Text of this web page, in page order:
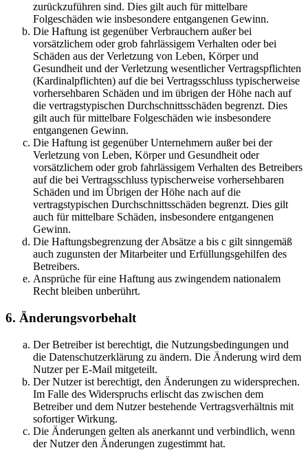
zurückzuführen sind. Dies gilt auch für mittelbare
Folgeschäden wie insbesondere entgangenen Gewinn.
Die Haftung ist gegenüber Verbrauchern außer bei
vorsätzlichem oder grob fahrlässigem Verhalten oder bei
Schäden aus der Verletzung von Leben, Körper und
Gesundheit und der Verletzung wesentlicher Vertragspflichten
(Kardinalpflichten) auf die bei Vertragsschluss typischerweise
vorhersehbaren Schäden und im übrigen der Höhe nach auf
die vertragstypischen Durchschnittsschäden begrenzt. Dies
gilt auch für mittelbare Folgeschäden wie insbesondere
entgangenen Gewinn.
Die Haftung ist gegenüber Unternehmern außer bei der
Verletzung von Leben, Körper und Gesundheit oder
vorsätzlichem oder grob fahrlässigem Verhalten des Betreibers
auf die bei Vertragsschluss typischerweise vorhersehbaren
Schäden und im Übrigen der Höhe nach auf die
vertragstypischen Durchschnittsschäden begrenzt. Dies gilt
auch für mittelbare Schäden, insbesondere entgangenen
Gewinn.
Die Haftungsbegrenzung der Absätze a bis c gilt sinngemäß
auch zugunsten der Mitarbeiter und Erfüllungsgehilfen des
Betreibers.
Ansprüche für eine Haftung aus zwingendem nationalem
Recht bleiben unberührt.
6. Änderungsvorbehalt
Der Betreiber ist berechtigt, die Nutzungsbedingungen und
die Datenschutzerklärung zu ändern. Die Änderung wird dem
Nutzer per E-Mail mitgeteilt.
Der Nutzer ist berechtigt, den Änderungen zu widersprechen.
Im Falle des Widerspruchs erlischt das zwischen dem
Betreiber und dem Nutzer bestehende Vertragsverhältnis mit
sofortiger Wirkung.
Die Änderungen gelten als anerkannt und verbindlich, wenn
der Nutzer den Änderungen zugestimmt hat.